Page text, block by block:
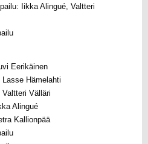
Iikka Alingué, Valtteri
Eerikäinen
Hämelahti
Välläri
Alingué
Kallionpää